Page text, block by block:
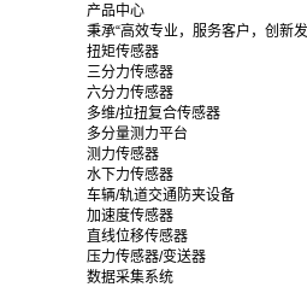
产品中心
秉承“高效专业，服务客户，创新
扭矩传感器
三分力传感器
六分力传感器
多维/拉扭复合传感器
多分量测力平台
测力传感器
水下力传感器
车辆/轨道交通防夹设备
加速度传感器
直线位移传感器
压力传感器/变送器
数据采集系统